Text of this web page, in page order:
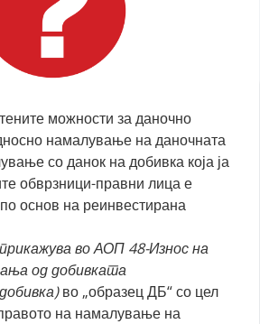
можности за даночно
намалување на даночната
со данок на добивка која ја
обврзници-правни лица е
основ на реинвестирана
во АОП 48-Износ на
од добивката
во „образец ДБ“ со цел
на намалување на